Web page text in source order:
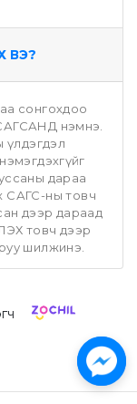
ВЭ?
сонгохдоо
нэмнэ.
үлдэгдэл
дараа
САГС-ны товч
дээр дараад
товч дээр
шилжинэ.